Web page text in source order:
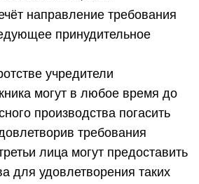
направление требования
принудительное
учредители
могут в любое время до
производства погасить
требования
лица могут предоставить
для удовлетворения таких